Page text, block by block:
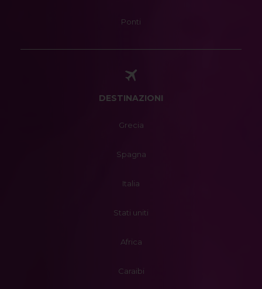
Ponti
DESTINAZIONI
Grecia
Spagna
Italia
Stati uniti
Africa
Caraibi